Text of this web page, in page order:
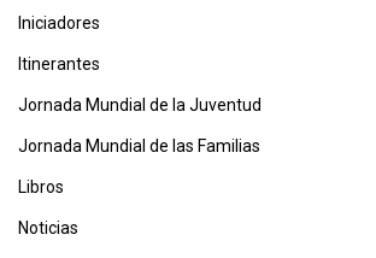
Iniciadores
Itinerantes
Jornada Mundial de la Juventud
Jornada Mundial de las Familias
Libros
Noticias